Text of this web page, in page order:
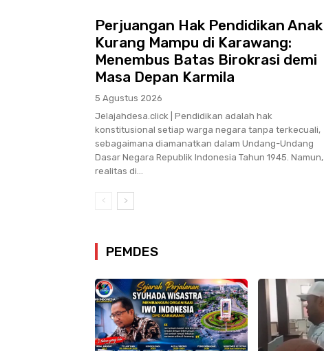
Perjuangan Hak Pendidikan Anak
Kurang Mampu di Karawang:
Menembus Batas Birokrasi demi
Masa Depan Karmila
5 Agustus 2026
Jelajahdesa.click | Pendidikan adalah hak
konstitusional setiap warga negara tanpa terkecuali,
sebagaimana diamanatkan dalam Undang-Undang
Dasar Negara Republik Indonesia Tahun 1945. Namun,
realitas di...
PEMDES